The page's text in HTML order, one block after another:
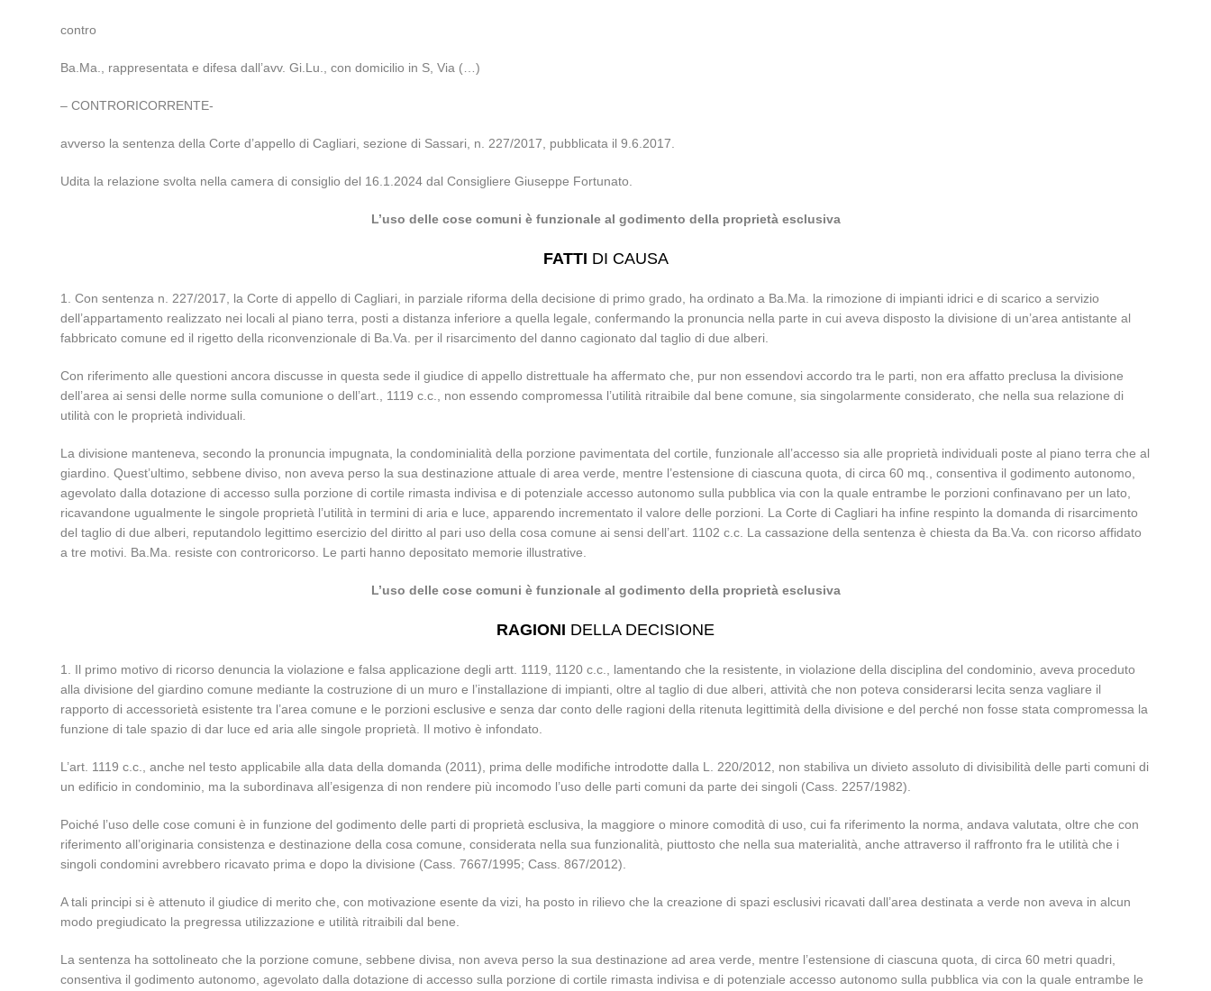
contro
Ba.Ma., rappresentata e difesa dall’avv. Gi.Lu., con domicilio in S, Via (…)
– CONTRORICORRENTE-
avverso la sentenza della Corte d’appello di Cagliari, sezione di Sassari, n. 227/2017, pubblicata il 9.6.2017.
Udita la relazione svolta nella camera di consiglio del 16.1.2024 dal Consigliere Giuseppe Fortunato.
L’uso delle cose comuni è funzionale al godimento della proprietà esclusiva
FATTI DI CAUSA
1. Con sentenza n. 227/2017, la Corte di appello di Cagliari, in parziale riforma della decisione di primo grado, ha ordinato a Ba.Ma. la rimozione di impianti idrici e di scarico a servizio
dell’appartamento realizzato nei locali al piano terra, posti a distanza inferiore a quella legale, confermando la pronuncia nella parte in cui aveva disposto la divisione di un’area antistante al
fabbricato comune ed il rigetto della riconvenzionale di Ba.Va. per il risarcimento del danno cagionato dal taglio di due alberi.
Con riferimento alle questioni ancora discusse in questa sede il giudice di appello distrettuale ha affermato che, pur non essendovi accordo tra le parti, non era affatto preclusa la divisione
dell’area ai sensi delle norme sulla comunione o dell’art., 1119 c.c., non essendo compromessa l’utilità ritraibile dal bene comune, sia singolarmente considerato, che nella sua relazione di
utilità con le proprietà individuali.
La divisione manteneva, secondo la pronuncia impugnata, la condominialità della porzione pavimentata del cortile, funzionale all’accesso sia alle proprietà individuali poste al piano terra che al
giardino. Quest’ultimo, sebbene diviso, non aveva perso la sua destinazione attuale di area verde, mentre l’estensione di ciascuna quota, di circa 60 mq., consentiva il godimento autonomo,
agevolato dalla dotazione di accesso sulla porzione di cortile rimasta indivisa e di potenziale accesso autonomo sulla pubblica via con la quale entrambe le porzioni confinavano per un lato,
ricavandone ugualmente le singole proprietà l’utilità in termini di aria e luce, apparendo incrementato il valore delle porzioni. La Corte di Cagliari ha infine respinto la domanda di risarcimento
del taglio di due alberi, reputandolo legittimo esercizio del diritto al pari uso della cosa comune ai sensi dell’art. 1102 c.c. La cassazione della sentenza è chiesta da Ba.Va. con ricorso affidato
a tre motivi. Ba.Ma. resiste con controricorso. Le parti hanno depositato memorie illustrative.
L’uso delle cose comuni è funzionale al godimento della proprietà esclusiva
RAGIONI DELLA DECISIONE
1. Il primo motivo di ricorso denuncia la violazione e falsa applicazione degli artt. 1119, 1120 c.c., lamentando che la resistente, in violazione della disciplina del condominio, aveva proceduto
alla divisione del giardino comune mediante la costruzione di un muro e l’installazione di impianti, oltre al taglio di due alberi, attività che non poteva considerarsi lecita senza vagliare il
rapporto di accessorietà esistente tra l’area comune e le porzioni esclusive e senza dar conto delle ragioni della ritenuta legittimità della divisione e del perché non fosse stata compromessa la
funzione di tale spazio di dar luce ed aria alle singole proprietà. Il motivo è infondato.
L’art. 1119 c.c., anche nel testo applicabile alla data della domanda (2011), prima delle modifiche introdotte dalla L. 220/2012, non stabiliva un divieto assoluto di divisibilità delle parti comuni di
un edificio in condominio, ma la subordinava all’esigenza di non rendere più incomodo l’uso delle parti comuni da parte dei singoli (Cass. 2257/1982).
Poiché l’uso delle cose comuni è in funzione del godimento delle parti di proprietà esclusiva, la maggiore o minore comodità di uso, cui fa riferimento la norma, andava valutata, oltre che con
riferimento all’originaria consistenza e destinazione della cosa comune, considerata nella sua funzionalità, piuttosto che nella sua materialità, anche attraverso il raffronto fra le utilità che i
singoli condomini avrebbero ricavato prima e dopo la divisione (Cass. 7667/1995; Cass. 867/2012).
A tali principi si è attenuto il giudice di merito che, con motivazione esente da vizi, ha posto in rilievo che la creazione di spazi esclusivi ricavati dall’area destinata a verde non aveva in alcun
modo pregiudicato la pregressa utilizzazione e utilità ritraibili dal bene.
La sentenza ha sottolineato che la porzione comune, sebbene divisa, non aveva perso la sua destinazione ad area verde, mentre l’estensione di ciascuna quota, di circa 60 metri quadri,
consentiva il godimento autonomo, agevolato dalla dotazione di accesso sulla porzione di cortile rimasta indivisa e di potenziale accesso autonomo sulla pubblica via con la quale entrambe le